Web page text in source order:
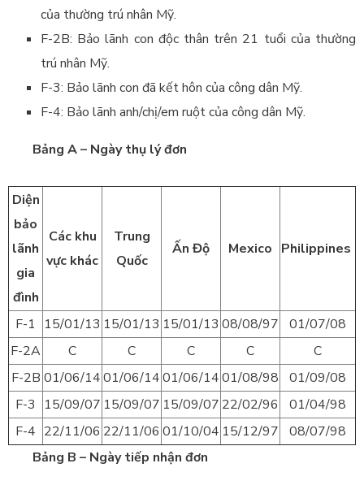
của thường trú nhân Mỹ.
F-2B: Bảo lãnh con độc thân trên 21 tuổi của thường
trú nhân Mỹ.
F-3: Bảo lãnh con đã kết hôn của công dân Mỹ.
F-4: Bảo lãnh anh/chị/em ruột của công dân Mỹ.
Bảng A – Ngày thụ lý đơn
Diện
bảo
lãnh
gia
đình
Các khu
vực khác
Trung
Quốc
Ấn Độ Mexico Philippines
F-1 15/01/13 15/01/13 15/01/13 08/08/97
01/07/08
F-2A
C C C C
C
F-2B 01/06/1401/06/1401/06/1401/08/98
01/09/08
F-3
15/09/07 15/09/07 15/09/07 22/02/96
01/04/98
F-4 22/11/06 22/11/06 01/10/04 15/12/97
08/07/98
Bảng B – Ngày tiếp nhận đơn